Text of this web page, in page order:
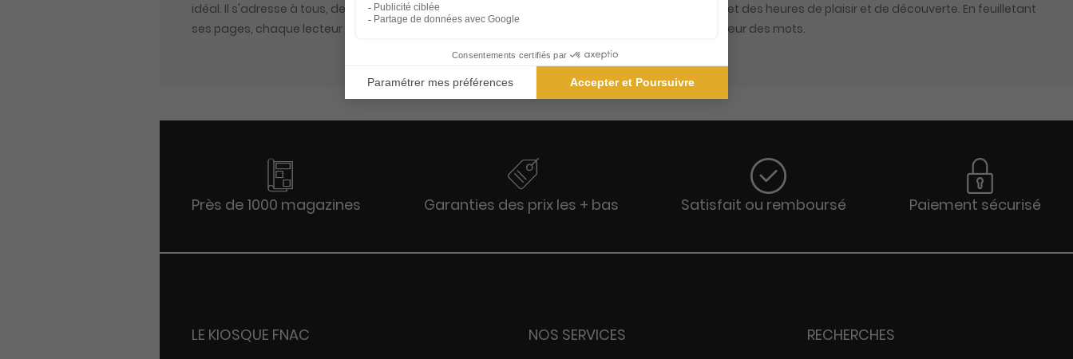
idéal. Il s'adresse à tous, des jeunes curieux aux adultes en quête de défis intellectuels, et promet des heures de plaisir et de découverte. En feuilletant
ses pages, chaque lecteur est invité à embarquer pour un voyage ludique et enrichissant au cœur des mots.
Près de 1000 magazines Garanties des prix les + bas Satisfait ou remboursé Paiement sécurisé
LE KIOSQUE FNAC NOS SERVICES RECHERCHES